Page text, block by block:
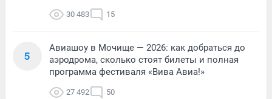
30 483 15
5
Авиашоу в Мочище — 2026: как добраться до
аэродрома, сколько стоят билеты и полная
программа фестиваля «Вива Авиа!»
27 492 50